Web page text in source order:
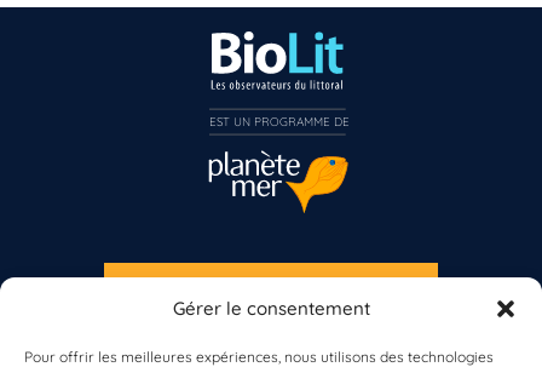
Gérer le consentement
Pour offrir les meilleures expériences, nous utilisons des technologies
S'INSCRIRE À LA NEWSLETTER
Vous n’êtes pas encore inscrit à Biolit ?